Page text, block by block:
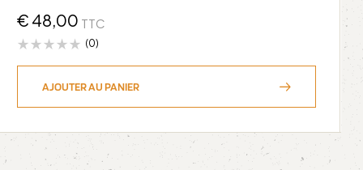
€ 48,00 TTC
(0)
AJOUTER AU PANIER